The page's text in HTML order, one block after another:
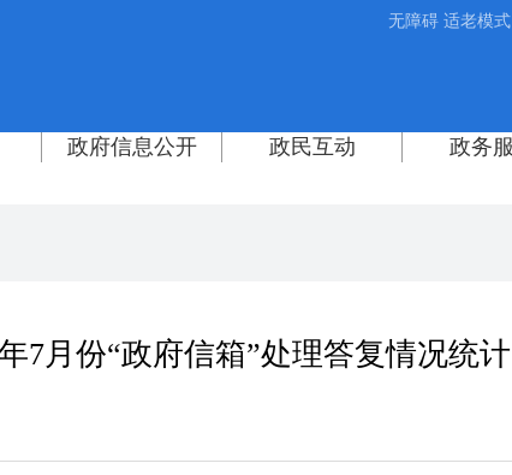
无障碍 适老模式
7月份“政府信箱”处理答复情况统计